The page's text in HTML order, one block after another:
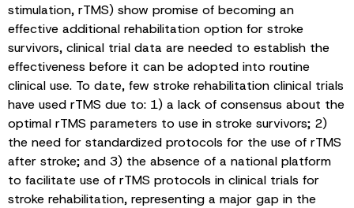
stimulation, rTMS) show promise of becoming an
effective additional rehabilitation option for stroke
survivors, clinical trial data are needed to establish the
effectiveness before it can be adopted into routine
clinical use. To date, few stroke rehabilitation clinical trials
have used rTMS due to: 1) a lack of consensus about the
optimal rTMS parameters to use in stroke survivors; 2)
the need for standardized protocols for the use of rTMS
after stroke; and 3) the absence of a national platform
to facilitate use of rTMS protocols in clinical trials for
stroke rehabilitation, representing a major gap in the